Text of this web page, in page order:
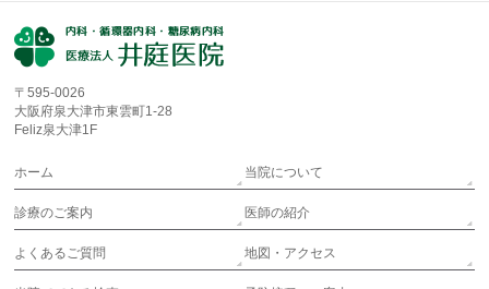
〒595-0026
大阪府泉大津市東雲町1-28
Feliz泉大津1F
ホーム 当院について
診療のご案内 医師の紹介
よくあるご質問 地図・アクセス